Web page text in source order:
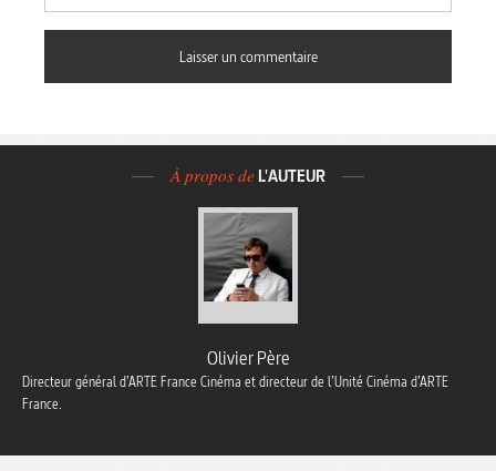
À propos de L'AUTEUR
Olivier Père
Directeur général d’ARTE France Cinéma et directeur de l’Unité Cinéma d’ARTE
France.